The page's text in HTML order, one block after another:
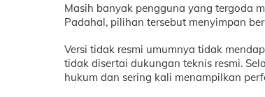
Masih banyak pengguna yang tergoda
Padahal, pilihan tersebut menyimpan
Versi tidak resmi umumnya tidak
tidak disertai dukungan teknis resmi.
hukum dan sering kali menampilkan